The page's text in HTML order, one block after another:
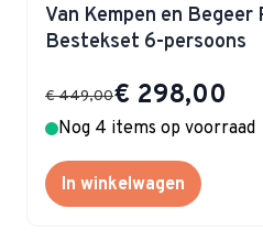
Van Kempen en
Bestekset 6-persoons
Special Price
€ 298,00
€ 449,00
Nog 4 items op voorraad
In winkelwagen